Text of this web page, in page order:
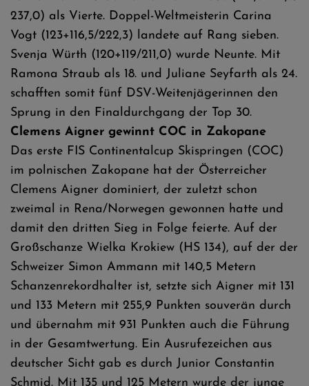
237,0) als Vierte. Doppel-Weltmeisterin Carina
Vogt (123+116,5/222,3) landete auf Rang sieben.
Svenja Würth (120+119/211,0) wurde Neunte. Mit
Ramona Straub als 18. und Juliane Seyfarth als 24.
schafften somit fünf DSV-Weitenjägerinnen den
Sprung in den Finaldurchgang der Top 30.
Clemens Aigner gewinnt COC in Zakopane
Das erste FIS Continentalcup Skispringen (COC)
im polnischen Zakopane hat der Österreicher
Clemens Aigner dominiert, der zuletzt schon
zweimal in Rena/Norwegen gewonnen hatte und
damit den dritten Sieg in Folge feierte. Auf der
Großschanze Wielka Krokiew (HS 134), auf der der
Schweizer Simon Ammann mit 140,5 Metern
Schanzenrekordhalter ist, setzte sich Aigner mit 131
und 133 Metern mit 255,9 Punkten souverän durch
und übernahm mit 931 Punkten auch die Führung
in der Gesamtwertung. Ein Ausrufezeichen aus
deutscher Sicht gab es durch Junior Constantin
Schmid. Mit 135 und 125 Metern wurde der junge